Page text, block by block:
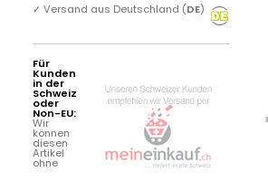
✓ Versand aus Deutschland (DE)
Für
Kunden
in der
Schweiz
oder
Non-EU:
Wir
können
diesen
Artikel
ohne